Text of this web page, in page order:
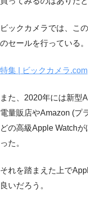
ビックカメラでは、こ
のセールを行っている。
特集 | ビックカメラ.com
また、2020年には新型
電量販店やAmazon (プ
どの高級Apple Watch
った。
それを踏まえた上で
良いだろう。